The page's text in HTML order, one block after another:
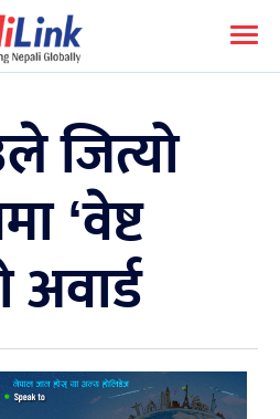
जित्यो
‘वेष्ट
अवार्ड